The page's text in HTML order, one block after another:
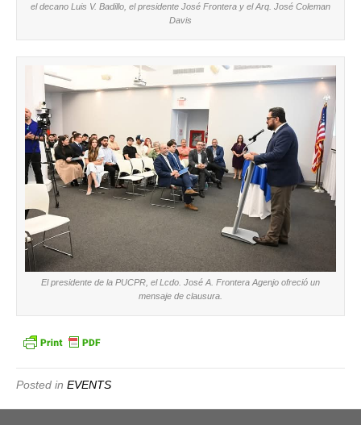
el decano Luis V. Badillo, el presidente José Frontera y el Arq. José Coleman
Davis
El presidente de la PUCPR, el Lcdo. José A. Frontera Agenjo ofreció un
mensaje de clausura.
Posted in EVENTS